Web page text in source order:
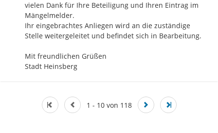
vielen Dank für Ihre Beteiligung und Ihren Eintrag im
Mängelmelder.
Ihr eingebrachtes Anliegen wird an die zuständige
Stelle weitergeleitet und befindet sich in Bearbeitung.
Mit freundlichen Grüßen
Stadt Heinsberg
1 - 10 von 118